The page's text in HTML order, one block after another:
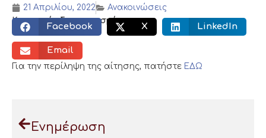
21 Απριλίου, 2022
Ανακοινώσεις
Κοινωνικός διαμοιρασμός:
Facebook X LinkedIn
Email
Για την περίληψη της αίτησης, πατήστε ΕΔΩ
Ενημέρωση